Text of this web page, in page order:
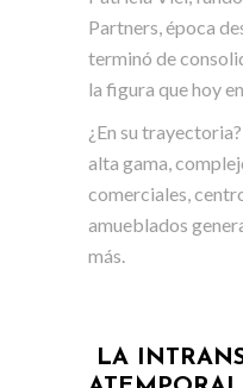
Partners, época
terminó de
la figura que hoy
¿En su
alta gama,
comerciales,
amueblados
más.
LA